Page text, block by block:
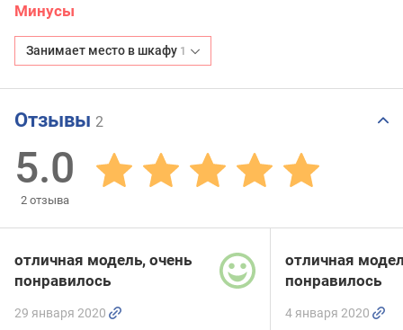
Минусы
Занимает место в шкафу 1
Отзывы 2
5.0
2 отзыва
отличная модель, очень
понравилось
29 января 2020
отличная
понравилось
4 января 2020